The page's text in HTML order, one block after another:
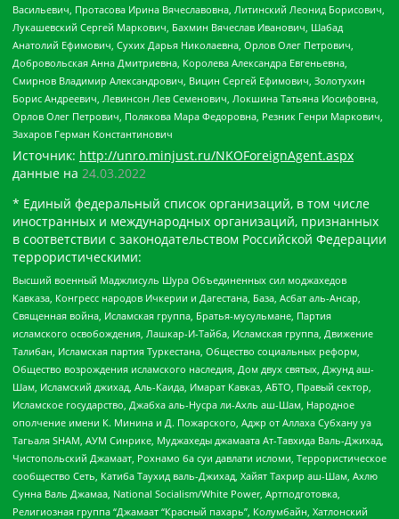
Васильевич, Протасова Ирина Вячеславовна, Литинский Леонид Борисович,
Лукашевский Сергей Маркович, Бахмин Вячеслав Иванович, Шабад
Анатолий Ефимович, Сухих Дарья Николаевна, Орлов Олег Петрович,
Добровольская Анна Дмитриевна, Королева Александра Евгеньевна,
Смирнов Владимир Александрович, Вицин Сергей Ефимович, Золотухин
Борис Андреевич, Левинсон Лев Семенович, Локшина Татьяна Иосифовна,
Орлов Олег Петрович, Полякова Мара Федоровна, Резник Генри Маркович,
Захаров Герман Константинович
Источник: http://unro.minjust.ru/NKOForeignAgent.aspx
данные на 24.03.2022
* Единый федеральный список организаций, в том числе
иностранных и международных организаций, признанных
в соответствии с законодательством Российской Федерации
террористическими:
Высший военный Маджлисуль Шура Объединенных сил моджахедов
Кавказа, Конгресс народов Ичкерии и Дагестана, База, Асбат аль-Ансар,
Священная война, Исламская группа, Братья-мусульмане, Партия
исламского освобождения, Лашкар-И-Тайба, Исламская группа, Движение
Талибан, Исламская партия Туркестана, Общество социальных реформ,
Общество возрождения исламского наследия, Дом двух святых, Джунд аш-
Шам, Исламский джихад, Аль-Каида, Имарат Кавказ, АБТО, Правый сектор,
Исламское государство, Джабха аль-Нусра ли-Ахль аш-Шам, Народное
ополчение имени К. Минина и Д. Пожарского, Аджр от Аллаха Субхану уа
Тагьаля SHAM, АУМ Синрике, Муджахеды джамаата Ат-Тавхида Валь-Джихад,
Чистопольский Джамаат, Рохнамо ба суи давлати исломи, Террористическое
сообщество Сеть, Катиба Таухид валь-Джихад, Хайят Тахрир аш-Шам, Ахлю
Сунна Валь Джамаа, National Socialism/White Power, Артподготовка,
Религиозная группа “Джамаат “Красный пахарь”, Колумбайн, Хатлонский